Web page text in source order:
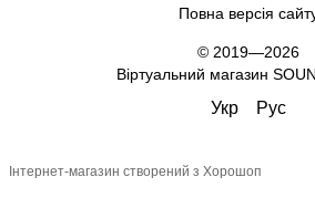
Повна версія
© 2019—2026
Віртуальний магазин
Укр Рус
Інтернет-магазин створений з Хорошоп